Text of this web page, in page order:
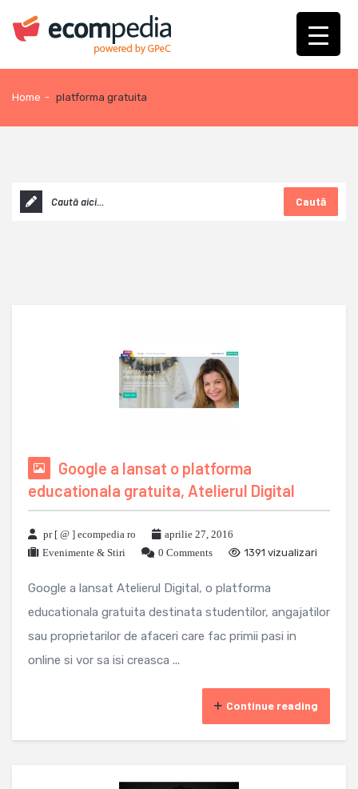
Home - platforma gratuita
Caută
Google a lansat o platforma
educationala gratuita, Atelierul Digital
pr [ @ ] ecompedia ro
aprilie 27, 2016
Evenimente & Stiri
0 Comments 1391 vizualizari
Google a lansat Atelierul Digital, o platforma
educationala gratuita destinata studentilor, angajatilor
sau proprietarilor de afaceri care fac primii pasi in
online si vor sa isi creasca ...
Continue reading